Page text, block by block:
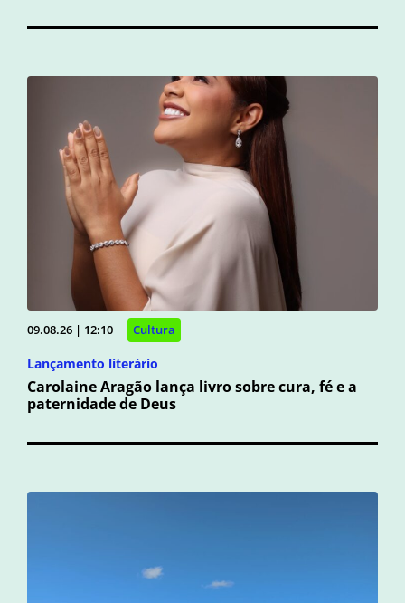
09.08.26 | 12:10 Cultura
Lançamento literário
Carolaine Aragão lança livro sobre cura, fé e a
paternidade de Deus